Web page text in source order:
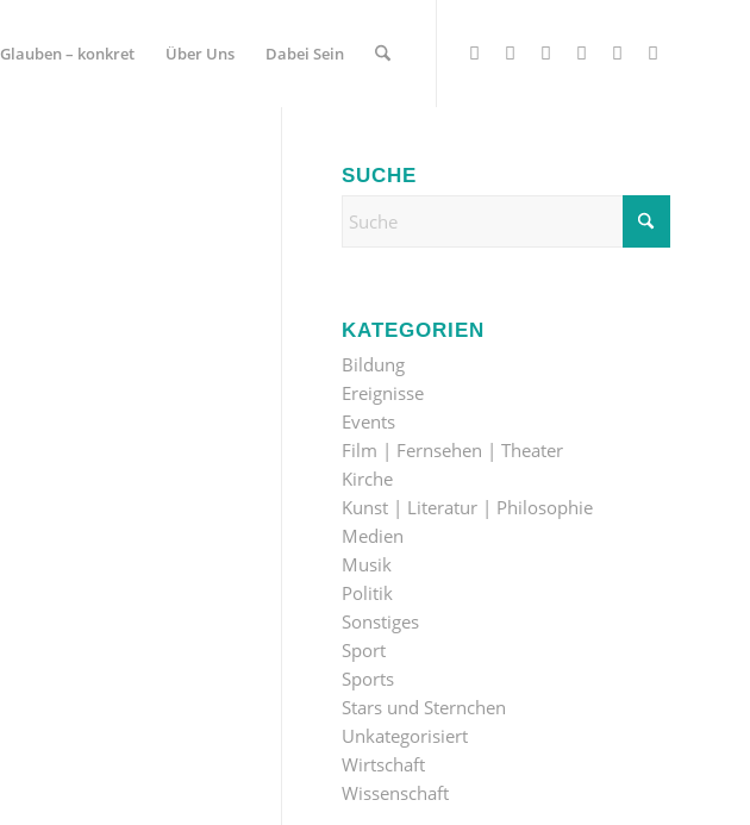
Glauben – konkret Über Uns Dabei Sein
SUCHE
KATEGORIEN
Bildung
Ereignisse
Events
Film | Fernsehen | Theater
Kirche
Kunst | Literatur | Philosophie
Medien
Musik
Politik
Sonstiges
Sport
Sports
Stars und Sternchen
Unkategorisiert
Wirtschaft
Wissenschaft